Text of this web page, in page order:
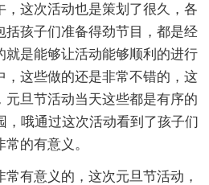
，这次活动也是策划了很久，各
括孩子们准备得劲节目，都是经
就是能够让活动能够顺利的进行
，这些做的还是非常不错的，这
元旦节活动当天这些都是有序的
，哦通过这次活动看到了孩子们
的有意义。
有意义的，这次元旦节活动，